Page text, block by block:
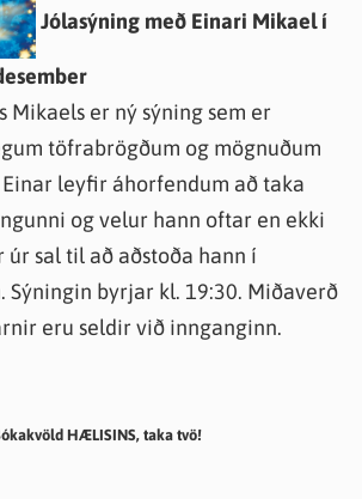
Jólasýning með Einari Mikael í
Mikaels er ný sýning sem er
töfrabrögðum og mögnuðum
leyfir áhorfendum að taka
og velur hann oftar en ekki
sal til að aðstoða hann í
Sýningin byrjar kl. 19:30. Miðaverð
eru seldir við innganginn.
HÆLISINS, taka tvö!